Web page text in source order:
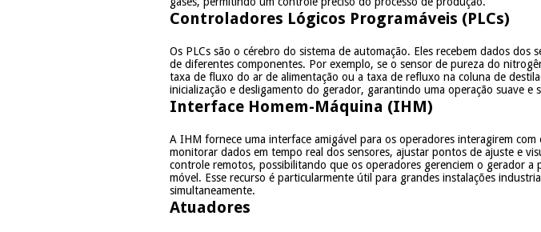
Controladores Lógicos Programáveis (PLCs)
Os PLCs são o cérebro do sistema de automação. Eles recebem dados
de diferentes componentes. Por exemplo, se o sensor de pureza do
taxa de fluxo do ar de alimentação ou a taxa de refluxo na coluna de
inicialização e desligamento do gerador, garantindo uma operação suave e
Interface Homem-Máquina (IHM)
A IHM fornece uma interface amigável para os operadores interagirem
monitorar dados em tempo real dos sensores, ajustar pontos de ajuste e
controle remotos, possibilitando que os operadores gerenciem o gerador
móvel. Esse recurso é particularmente útil para grandes instalações
simultaneamente.
Atuadores